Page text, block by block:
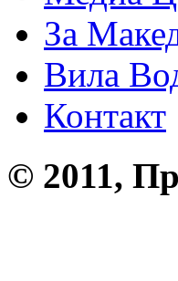
За
Вила
Контакт
© 2011,